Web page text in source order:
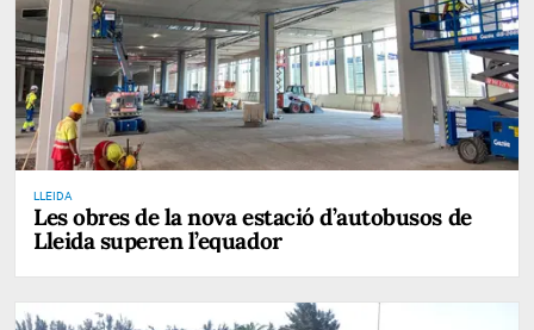
LLEIDA
Les obres de la nova estació d’autobusos de
Lleida superen l’equador